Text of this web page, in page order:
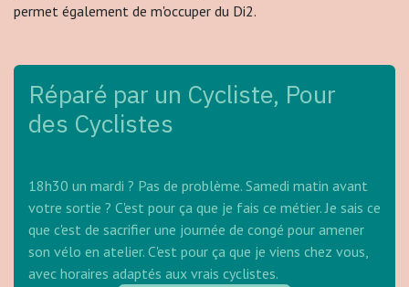
permet également de m'occuper du Di2.
Réparé par un Cycliste, Pour
des Cyclistes
18h30 un mardi ? Pas de problème. Samedi matin avant
votre sortie ? C'est pour ça que je fais ce métier. Je sais ce
que c'est de sacrifier une journée de congé pour amener
son vélo en atelier. C'est pour ça que je viens chez vous,
avec horaires adaptés aux vrais cyclistes.